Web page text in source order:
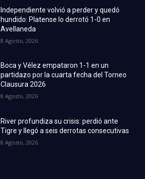
Independiente volvió a perder y quedó
hundido: Platense lo derrotó 1-0 en
Avellaneda
8 Agosto, 2026
Boca y Vélez empataron 1-1 en un
partidazo por la cuarta fecha del Torneo
Clausura 2026
8 Agosto, 2026
River profundiza su crisis: perdió ante
Tigre y llegó a seis derrotas consecutivas
8 Agosto, 2026